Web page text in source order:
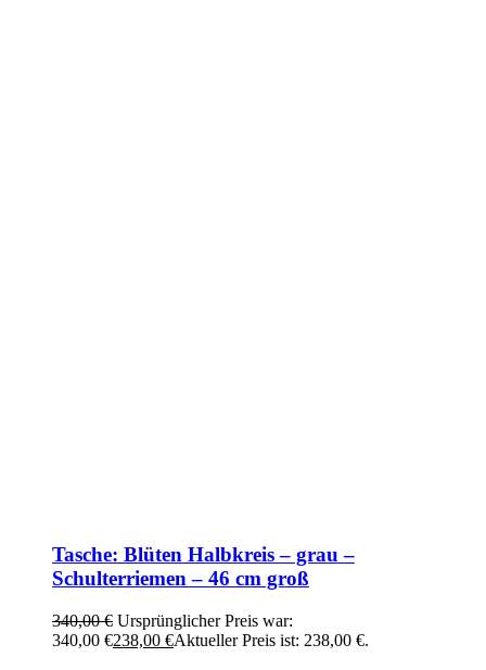
Tasche: Blüten Halbkreis – grau –
Schulterriemen – 46 cm groß
340,00€ Ursprünglicher Preis war:
340,00 €238,00 €Aktueller Preis ist: 238,00 €.